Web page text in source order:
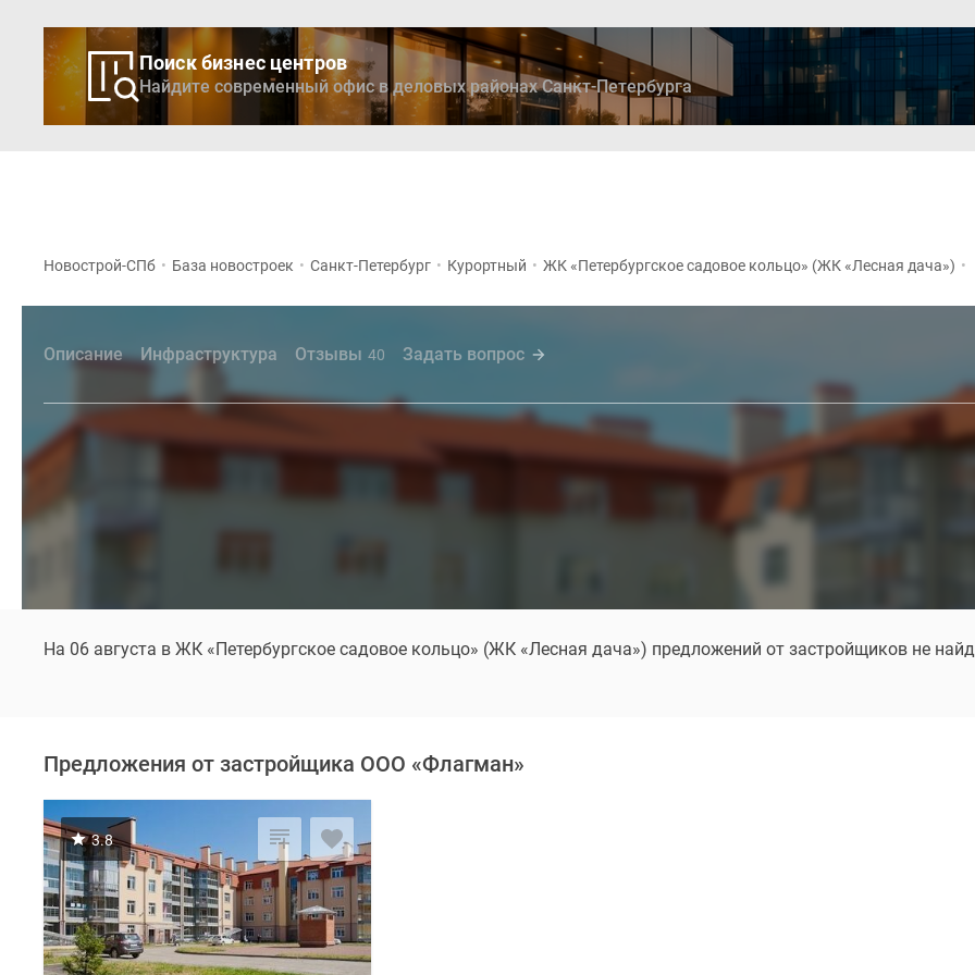
Поиск бизнес центров
Найдите современный офис в деловых районах Санкт-Петербурга
Новострой-СПб • База новостроек • Санкт-Петербург • Курортный • ЖК «Петербургское садовое кольцо» (ЖК «Лесная дача») •
Описание Инфраструктура Отзывы 40 Задать вопрос
На 06 августа в ЖК «Петербургское садовое кольцо» (ЖК «Лесная дача») предложений от застройщиков не
Предложения от застройщика ООО «Флагман»
3.8